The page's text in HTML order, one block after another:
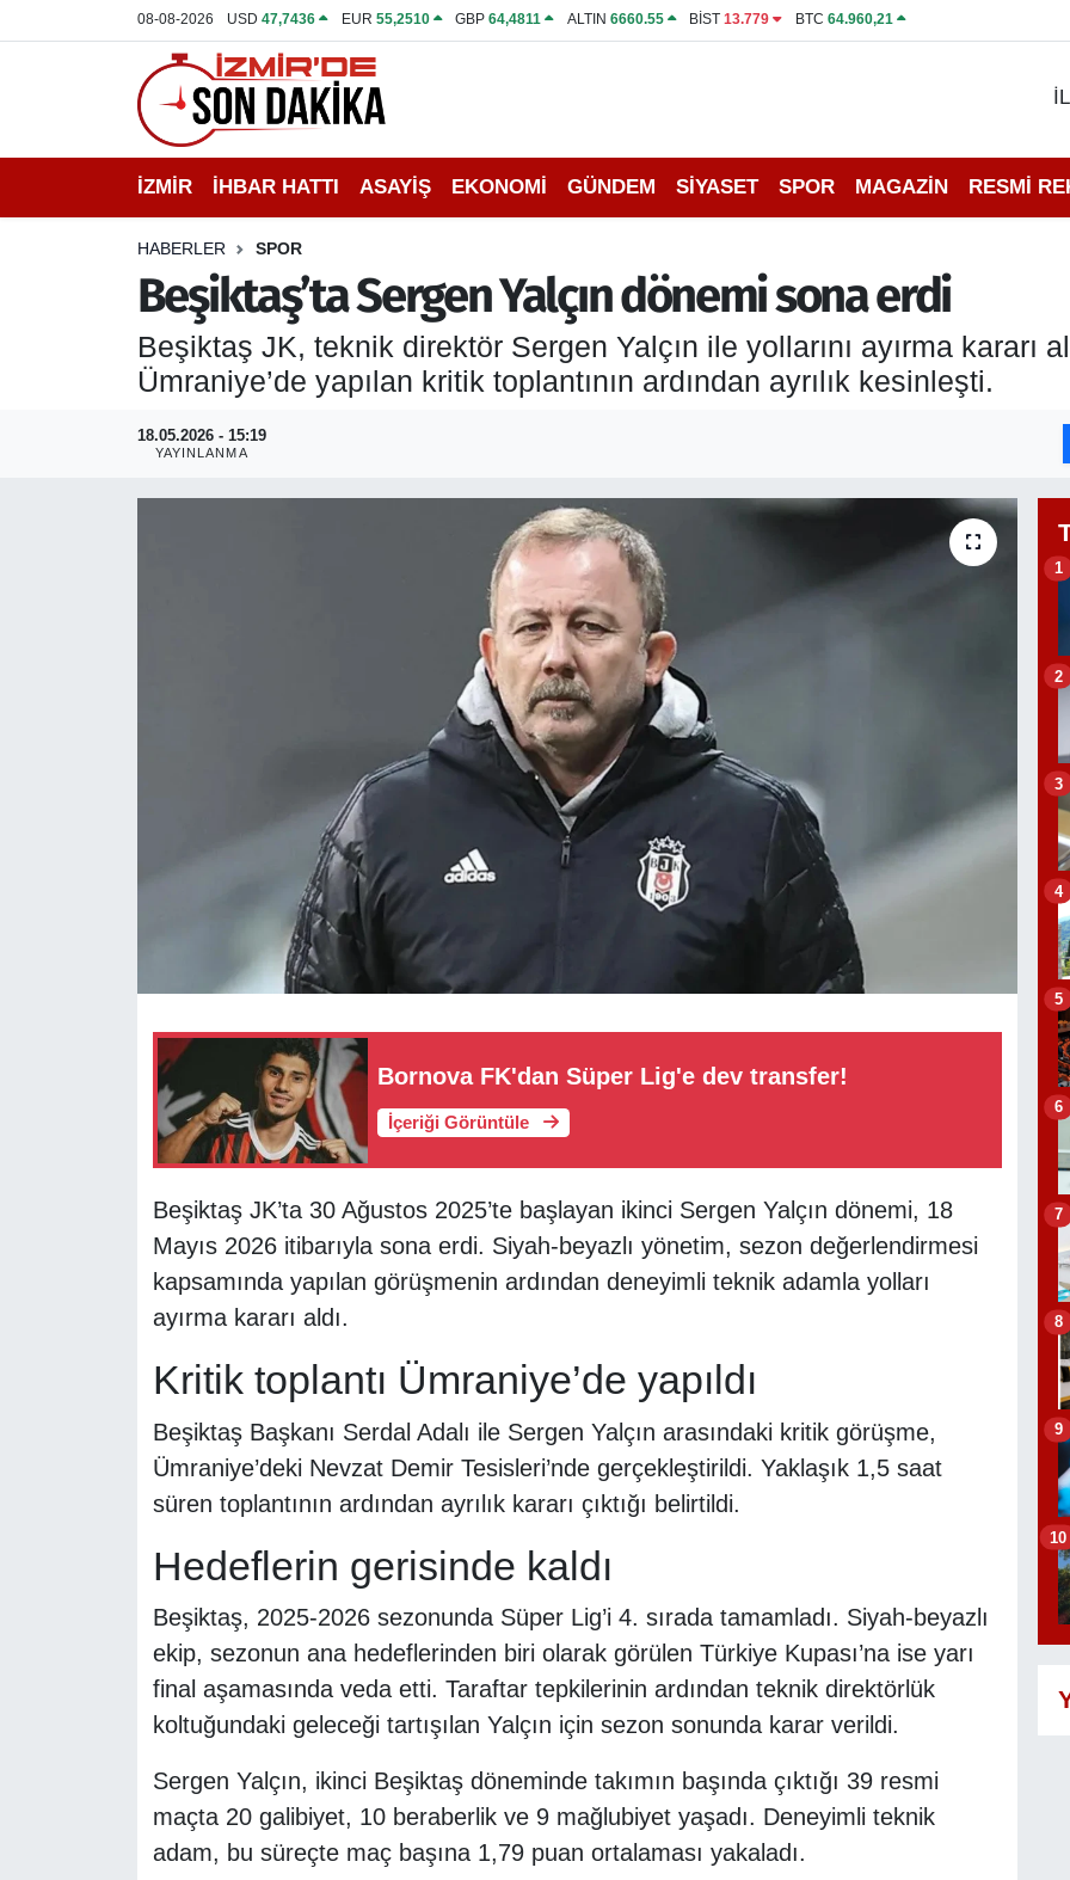
08-08-2026 USD47,7436 EUR 55,2510 GBP64,4811 ALTIN 6660.55 BİST13.779 BTC 64.960,21
İZMİR İHBAR HATTI ASAYİŞ EKONOMİ GÜNDEM SİYASET SPOR MAGAZİN RESMİ
HABERLER SPOR
Beşiktaş’ta Sergen Yalçın dönemi sona erdi
Beşiktaş JK, teknik direktör Sergen Yalçın ile yollarını ayırma kararı
Ümraniye’de yapılan kritik toplantının ardından ayrılık kesinleşti.
18.05.2026 - 15:19
YAYINLANMA
Bornova FK'dan Süper Lig'e dev transfer!
İçeriği Görüntüle
Beşiktaş JK’ta 30 Ağustos 2025’te başlayan ikinci Sergen Yalçın dönemi, 18
Mayıs 2026 itibarıyla sona erdi. Siyah-beyazlı yönetim, sezon değerlendirmesi
kapsamında yapılan görüşmenin ardından deneyimli teknik adamla yolları
ayırma kararı aldı.
Kritik toplantı Ümraniye’de yapıldı
Beşiktaş Başkanı Serdal Adalı ile Sergen Yalçın arasındaki kritik görüşme,
Ümraniye’deki Nevzat Demir Tesisleri’nde gerçekleştirildi. Yaklaşık 1,5 saat
süren toplantının ardından ayrılık kararı çıktığı belirtildi.
Hedeflerin gerisinde kaldı
Beşiktaş, 2025-2026 sezonunda Süper Lig’i 4. sırada tamamladı. Siyah-beyazlı
ekip, sezonun ana hedeflerinden biri olarak görülen Türkiye Kupası’na ise yarı
final aşamasında veda etti. Taraftar tepkilerinin ardından teknik direktörlük
koltuğundaki geleceği tartışılan Yalçın için sezon sonunda karar verildi.
Sergen Yalçın, ikinci Beşiktaş döneminde takımın başında çıktığı 39 resmi
maçta 20 galibiyet, 10 beraberlik ve 9 mağlubiyet yaşadı. Deneyimli teknik
adam, bu süreçte maç başına 1,79 puan ortalaması yakaladı.
1
2
3
4
5
6
7
8
9
10
İHBAR HATTI
DEPREM
EKONOMİ
SİYASET
İzmir Nöbetçi Eczaneler
İzmir Hava Durumu
İzmir Namaz Vakitleri
İzmir Trafik Yoğunluk Haritası
Puan Durumu ve Fikstür
Tüm Manşetler
Son Dakika Haberleri